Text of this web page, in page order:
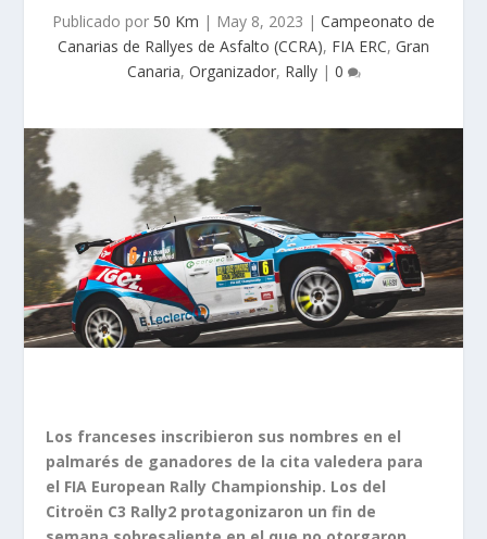
Publicado por 50 Km | May 8, 2023 | Campeonato de
Canarias de Rallyes de Asfalto (CCRA), FIA ERC, Gran
Canaria, Organizador, Rally| 0
Los franceses inscribieron sus nombres en el
palmarés de ganadores de la cita valedera para
el FIA European Rally Championship. Los del
Citroën C3 Rally2 protagonizaron un fin de